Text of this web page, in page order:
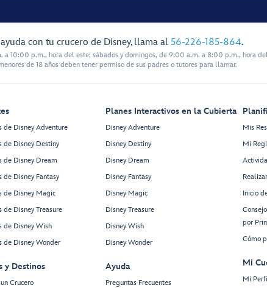
con tu crucero de Disney, llama al 56-226-185-864.
a 10:00 p.m., hora del este; sábados y domingos, de 9:00 a.m. a 8:00 p.m., hora
de 18 años deben tener permiso de sus padres o tutores para llamar.
de Disney Adventure
de Disney Destiny
de Disney Dream
de Disney Fantasy
de Disney Magic
de Disney Treasure
de Disney Wish
de Disney Wonder
y Destinos
Crucero
Planes Interactivos en la Cubierta
Disney Adventure
Disney Destiny
Disney Dream
Disney Fantasy
Disney Magic
Disney Treasure
Disney Wish
Disney Wonder
Ayuda
Preguntas Frecuentes
Mis
Mi
Inicio
por
Cómo
Mi
Mi